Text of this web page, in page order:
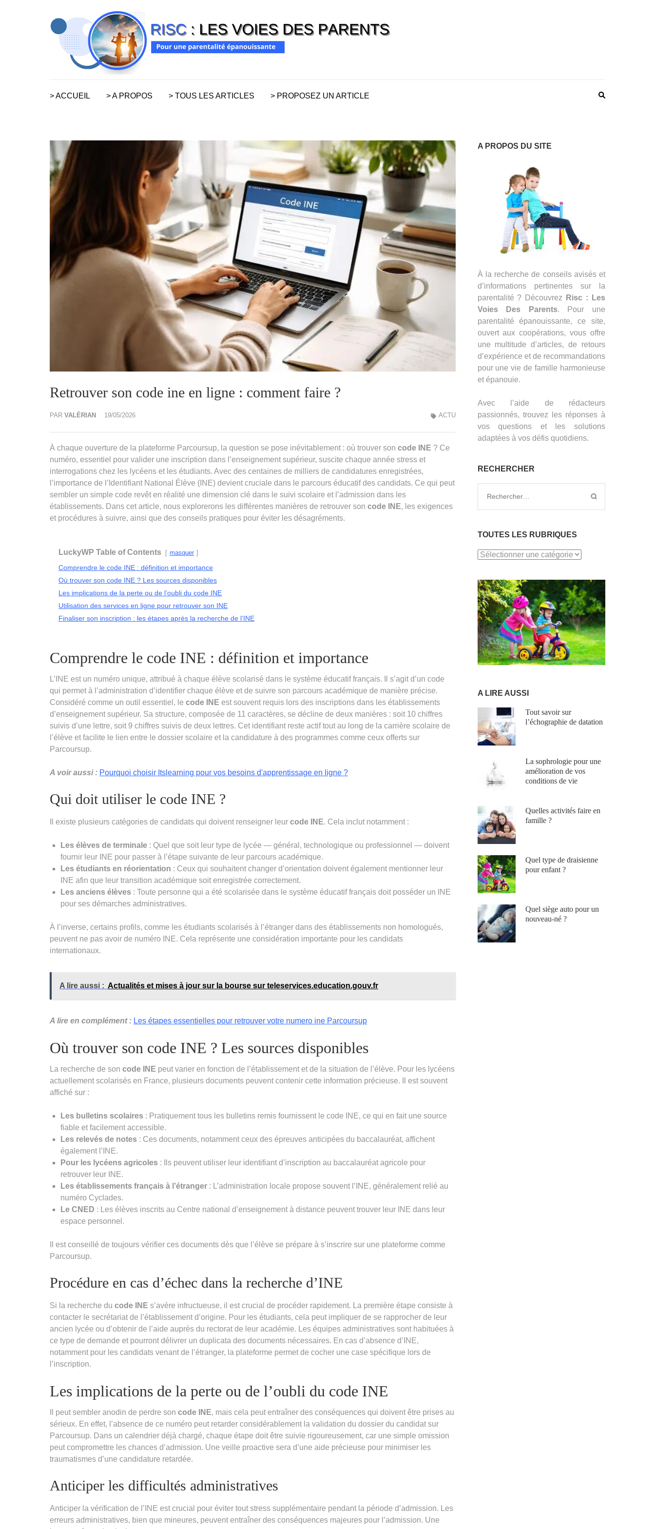
> ACCUEIL > A PROPOS > TOUS LES ARTICLES > PROPOSEZ UN ARTICLE
Retrouver son code ine en ligne : comment faire ?
PAR VALÉRIAN 19/05/2026 ACTU
À chaque ouverture de la plateforme Parcoursup, la question se pose inévitablement : où trouver son code INE ? Ce
numéro, essentiel pour valider une inscription dans l’enseignement supérieur, suscite chaque année stress et
interrogations chez les lycéens et les étudiants. Avec des centaines de milliers de candidatures enregistrées,
l’importance de l’Identifiant National Élève (INE) devient cruciale dans le parcours éducatif des candidats. Ce qui peut
sembler un simple code revêt en réalité une dimension clé dans le suivi scolaire et l’admission dans les
établissements. Dans cet article, nous explorerons les différentes manières de retrouver son code INE, les exigences
et procédures à suivre, ainsi que des conseils pratiques pour éviter les désagréments.
LuckyWP Table of Contents masquer
Comprendre le code INE : définition et importance
Où trouver son code INE ? Les sources disponibles
Les implications de la perte ou de l’oubli du code INE
Utilisation des services en ligne pour retrouver son INE
Finaliser son inscription : les étapes après la recherche de l’INE
Comprendre le code INE : définition et importance
L’INE est un numéro unique, attribué à chaque élève scolarisé dans le système éducatif français. Il s’agit d’un code
qui permet à l’administration d’identifier chaque élève et de suivre son parcours académique de manière précise.
Considéré comme un outil essentiel, le code INE est souvent requis lors des inscriptions dans les établissements
d’enseignement supérieur. Sa structure, composée de 11 caractères, se décline de deux manières : soit 10 chiffres
suivis d’une lettre, soit 9 chiffres suivis de deux lettres. Cet identifiant reste actif tout au long de la carrière scolaire de
l’élève et facilite le lien entre le dossier scolaire et la candidature à des programmes comme ceux offerts sur
Parcoursup.
A voir aussi : Pourquoi choisir Itslearning pour vos besoins d'apprentissage en ligne ?
Qui doit utiliser le code INE ?
Il existe plusieurs catégories de candidats qui doivent renseigner leur code INE. Cela inclut notamment :
Les élèves de terminale : Quel que soit leur type de lycée — général, technologique ou professionnel — doivent
fournir leur INE pour passer à l’étape suivante de leur parcours académique.
Les étudiants en réorientation : Ceux qui souhaitent changer d’orientation doivent également mentionner leur
INE afin que leur transition académique soit enregistrée correctement.
Les anciens élèves : Toute personne qui a été scolarisée dans le système éducatif français doit posséder un INE
pour ses démarches administratives.
À l’inverse, certains profils, comme les étudiants scolarisés à l’étranger dans des établissements non homologués,
peuvent ne pas avoir de numéro INE. Cela représente une considération importante pour les candidats
internationaux.
A lire aussi : Actualités et mises à jour sur la bourse sur teleservices.education.gouv.fr
A lire en complément : Les étapes essentielles pour retrouver votre numero ine Parcoursup
Où trouver son code INE ? Les sources disponibles
La recherche de son code INE peut varier en fonction de l’établissement et de la situation de l’élève. Pour les lycéens
actuellement scolarisés en France, plusieurs documents peuvent contenir cette information précieuse. Il est souvent
affiché sur :
Les bulletins scolaires : Pratiquement tous les bulletins remis fournissent le code INE, ce qui en fait une source
fiable et facilement accessible.
Les relevés de notes : Ces documents, notamment ceux des épreuves anticipées du baccalauréat, affichent
également l’INE.
Pour les lycéens agricoles : Ils peuvent utiliser leur identifiant d’inscription au baccalauréat agricole pour
retrouver leur INE.
Les établissements français à l’étranger : L’administration locale propose souvent l’INE, généralement relié au
numéro Cyclades.
Le CNED : Les élèves inscrits au Centre national d’enseignement à distance peuvent trouver leur INE dans leur
espace personnel.
Il est conseillé de toujours vérifier ces documents dès que l’élève se prépare à s’inscrire sur une plateforme comme
Parcoursup.
Procédure en cas d’échec dans la recherche d’INE
Si la recherche du code INE s’avère infructueuse, il est crucial de procéder rapidement. La première étape consiste à
contacter le secrétariat de l’établissement d’origine. Pour les étudiants, cela peut impliquer de se rapprocher de leur
ancien lycée ou d’obtenir de l’aide auprès du rectorat de leur académie. Les équipes administratives sont habituées à
ce type de demande et pourront délivrer un duplicata des documents nécessaires. En cas d’absence d’INE,
notamment pour les candidats venant de l’étranger, la plateforme permet de cocher une case spécifique lors de
l’inscription.
Les implications de la perte ou de l’oubli du code INE
Il peut sembler anodin de perdre son code INE, mais cela peut entraîner des conséquences qui doivent être prises au
sérieux. En effet, l’absence de ce numéro peut retarder considérablement la validation du dossier du candidat sur
Parcoursup. Dans un calendrier déjà chargé, chaque étape doit être suivie rigoureusement, car une simple omission
peut compromettre les chances d’admission. Une veille proactive sera d’une aide précieuse pour minimiser les
traumatismes d’une candidature retardée.
Anticiper les difficultés administratives
Anticiper la vérification de l’INE est crucial pour éviter tout stress supplémentaire pendant la période d’admission. Les
erreurs administratives, bien que mineures, peuvent entraîner des conséquences majeures pour l’admission. Une
A PROPOS DU SITE
À la recherche de conseils avisés et
d’informations pertinentes sur la
parentalité ? Découvrez
Risc : Les
Voies Des Parents. Pour une
parentalité épanouissante, ce site,
ouvert aux coopérations, vous offre
une multitude d’articles, de retours
d’expérience et de recommandations
pour une vie de famille harmonieuse
et épanouie.
Avec l’aide de rédacteurs
passionnés, trouvez les réponses à
vos questions et les solutions
adaptées à vos défis quotidiens.
RECHERCHER
Rechercher :
TOUTES LES RUBRIQUES
TOUTES
RUBRIQUES
A LIRE AUSSI
Tout savoir sur
l’échographie de datation
La sophrologie pour une
amélioration de vos
conditions de vie
Quelles activités faire en
famille ?
Quel type de draisienne
pour enfant ?
Quel siège auto pour un
nouveau-né ?